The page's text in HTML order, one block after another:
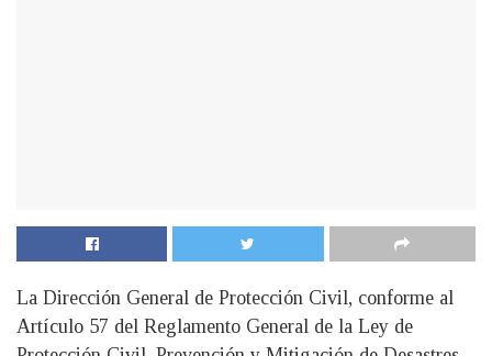
La Dirección General de Protección Civil, conforme al
Artículo 57 del Reglamento General de la Ley de